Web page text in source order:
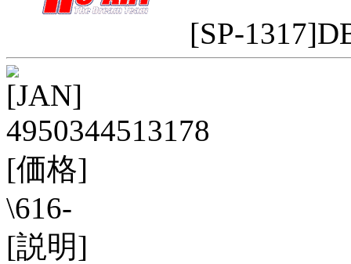
[SP-
[JAN]
4950344513178
[価格]
\616-
[説明]